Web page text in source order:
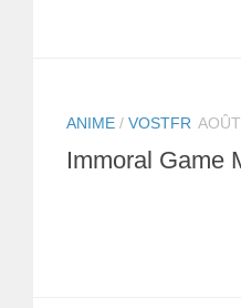
ANIME / VOSTFR
Immoral Game